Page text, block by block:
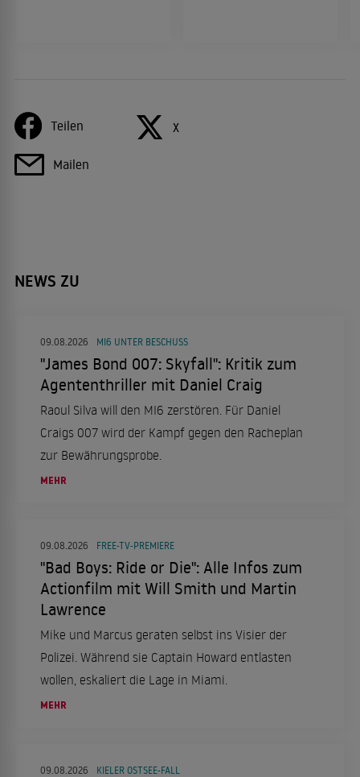
Teilen X
Mailen
NEWS ZU
09.08.2026 MI6 UNTER BESCHUSS
"James Bond 007: Skyfall": Kritik zum
Agententhriller mit Daniel Craig
Raoul Silva will den MI6 zerstören. Für Daniel
Craigs 007 wird der Kampf gegen den Racheplan
zur Bewährungsprobe.
MEHR
09.08.2026 FREE-TV-PREMIERE
"Bad Boys: Ride or Die": Alle Infos zum
Actionfilm mit Will Smith und Martin
Lawrence
Mike und Marcus geraten selbst ins Visier der
Polizei. Während sie Captain Howard entlasten
wollen, eskaliert die Lage in Miami.
MEHR
09.08.2026 KIELER OSTSEE-FALL